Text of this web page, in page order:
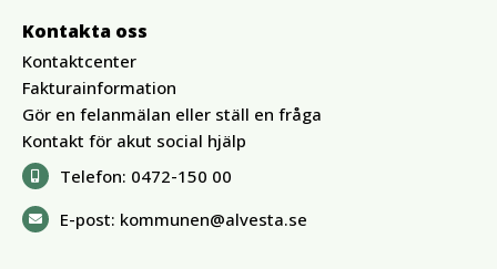
Kontakta oss
Kontaktcenter
Fakturainformation
Gör en felanmälan eller ställ en fråga
Kontakt för akut social hjälp
Telefon: 0472-150 00
E-post: kommunen@alvesta.se